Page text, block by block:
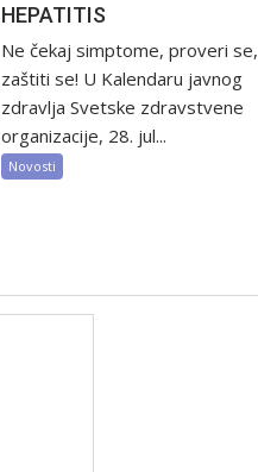
HEPATITIS
Ne čekaj simptome, proveri se,
zaštiti se! U Kalendaru javnog
zdravlja Svetske zdravstvene
organizacije, 28. jul...
Novosti